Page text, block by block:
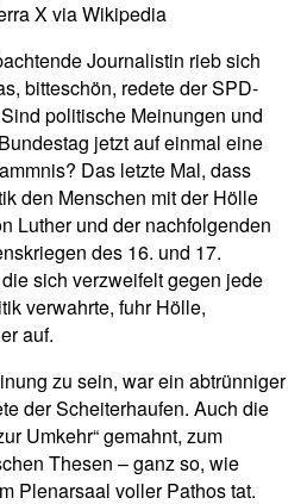
X via Wikipedia
Journalistin rieb sich
bitteschön, redete der SPD-
politische Meinungen und
jetzt auf einmal eine
Das letzte Mal, dass
den Menschen mit der Hölle
Luther und der nachfolgenden
des 16. und 17.
sich verzweifelt gegen jede
verwahrte, fuhr Hölle,
auf.
zu sein, war ein abtrünniger
der Scheiterhaufen. Auch die
Umkehr“ gemahnt, zum
Thesen – ganz so, wie
Plenarsaal voller Pathos tat.